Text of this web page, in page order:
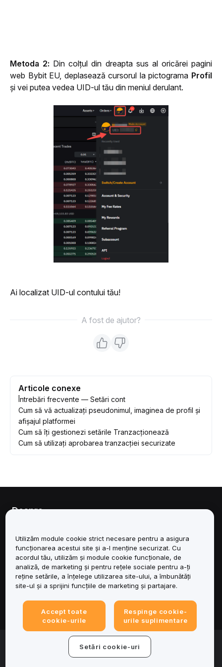
Metoda 2: Din colțul din dreapta sus al oricărei pagini
web Bybit EU, deplasează cursorul la pictograma Profil
și vei putea vedea UID-ul tău din meniul derulant.
Ai localizat UID-ul contului tău!
A fost de ajutor?
Articole conexe
Întrebări frecvente — Setări cont
Cum să vă actualizați pseudonimul, imaginea de profil și
afișajul platformei
Cum să îți gestionezi setările Tranzacționează
Cum să utilizați aprobarea tranzacției securizate
Despre
Servicii
Asistență
Produse
Juridic
© 2025-2026 Bybit.eu. Toate drepturile rezervate.
Condițiile de utilizare a serviciului | Termene de
Utilizăm module cookie strict necesare pentru a asigura
funcționarea acestui site și a-l menține securizat. Cu
acordul tău, utilizăm și module cookie funcționale, de
analiză, de marketing și pentru rețele sociale pentru a-ți
reține setările, a înțelege utilizarea site-ului, a îmbunătăți
site-ul și a sprijini funcțiile de marketing și partajare.
Accept toate
cookie-urile
Respinge cookie-
urile suplimentare
Setări cookie-uri